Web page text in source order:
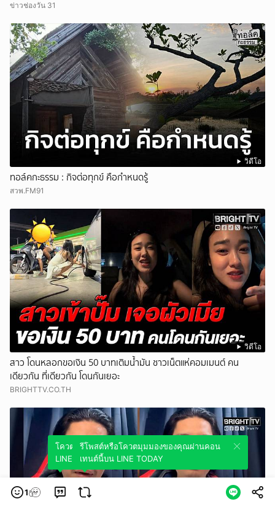
ข่าวช่องวัน 31
วิดีโอ
ทอล์คกะธรรม : กิจต่อทุกข์ คือกำหนดรู้
สวพ.FM91
วิดีโอ
สาว โดนหลอกขอเงิน 50 บาทเติมน้ำมัน ชาวเน็ตแห่คอมเมนต์ คน
เดียวกัน ที่เดียวกัน โดนกันเยอะ
BRIGHTTV.CO.TH
1
โควตมุมมองของคุณผ่านคอนเทนต์นี้บน
LINE TODAY
รีโพสต์หรือโควตมุมมองของคุณผ่านคอน
เทนต์นี้บน LINE TODAY